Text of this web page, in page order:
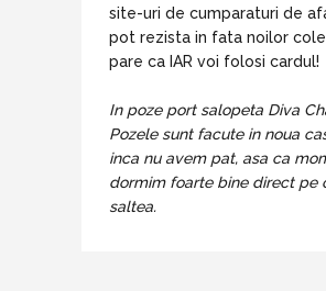
site-uri de cumparaturi de
pot rezista in fata noilor
pare ca IAR voi folosi cardul!
In poze port salopeta Diva
Pozele sunt facute in noua
inca nu avem pat, asa ca
dormim foarte bine direct pe
saltea.